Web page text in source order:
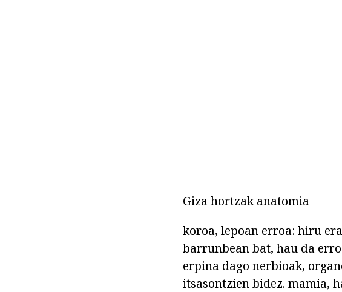
Giza hortzak anatomia
koroa, lepoan erroa: hiru
barrunbean bat, hau da
erpina dago nerbioak,
itsasontzien bidez. mamia,